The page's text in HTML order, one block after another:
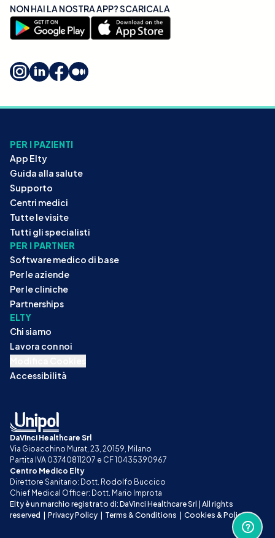
NON HAI LA NOSTRA APP? SCARICALA
PER I PAZIENTI
App Elty
Guida alla salute
Supporto
Centri medici
Tutte le visite
Tutti gli specialisti
PER I PARTNER
Software medico di base
Per le aziende
Per le cliniche
Partnerships
ELTY
Chi siamo
Lavora con noi
Accessibilità
DaVinci Healthcare Srl
Via Gioacchino Murat, 23, 20159, Milano
Partita IVA 03740811207 e CF 10435390967
Centro Medico Elty
Direttore Sanitario: Dott. Rodolfo Buccico
Chief Medical Officer: Dott. Mario Improta
Elty è un marchio registrato di: DaVinci Healthcare Srl | All rights
reserved | Privacy Policy | Terms & Conditions | Cookies & Policy